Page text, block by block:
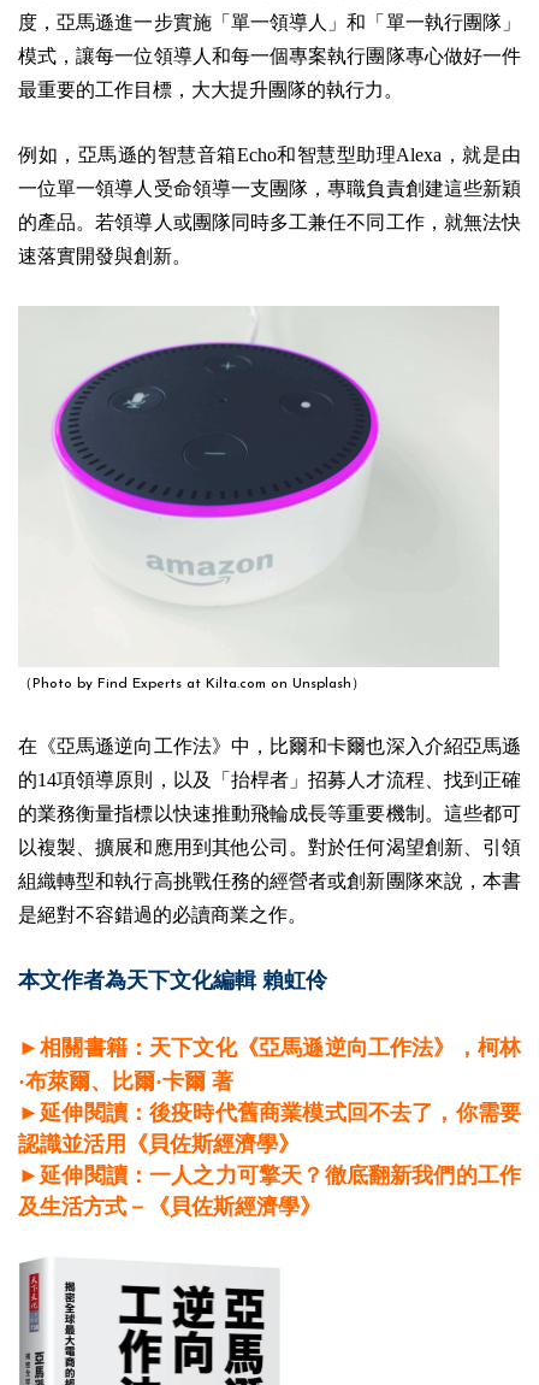
度，亞馬遜進一步實施「單一領導人」和「單一執行團隊」
模式，讓每一位領導人和每一個專案執行團隊專心做好一件
最重要的工作目標，大大提升團隊的執行力。
例如，亞馬遜的智慧音箱Echo和智慧型助理Alexa，就是由
一位單一領導人受命領導一支團隊，專職負責創建這些新穎
的產品。若領導人或團隊同時多工兼任不同工作，就無法快
速落實開發與創新。
（ Photo by Find Experts at Kilta.com on Unsplash ）
在《亞馬遜逆向工作法》中，比爾和卡爾也深入介紹亞馬遜
的14項領導原則，以及「抬桿者」招募人才流程、找到正確
的業務衡量指標以快速推動飛輪成長等重要機制。這些都可
以複製、擴展和應用到其他公司。對於任何渴望創新、引領
組織轉型和執行高挑戰任務的經營者或創新團隊來說，本書
是絕對不容錯過的必讀商業之作。
本文作者為天下文化編輯 賴虹伶
►相關書籍：天下文化《亞馬遜逆向工作法》
，柯林
·布萊爾、比爾·卡爾 著
►延伸閱讀：後疫時代舊商業模式回不去了，你需要
認識並活用《貝佐斯經濟學》
►延伸閱讀：一人之力可擎天？徹底翻新我們的工作
及生活方式－《貝佐斯經濟學》